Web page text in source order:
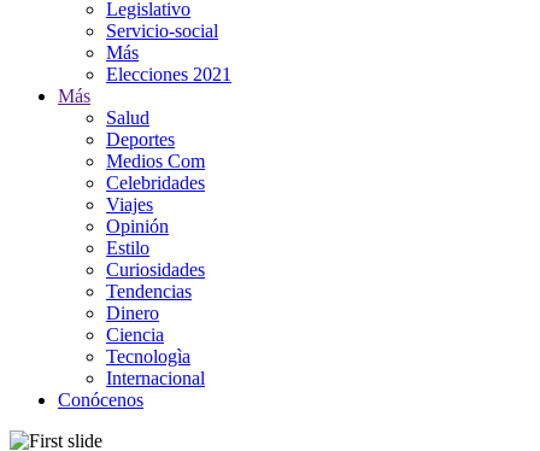
Legislativo
Servicio-social
Más
Elecciones 2021
Más
Salud
Deportes
Medios Com
Celebridades
Viajes
Opinión
Estilo
Curiosidades
Tendencias
Dinero
Ciencia
Tecnologìa
Internacional
Conócenos